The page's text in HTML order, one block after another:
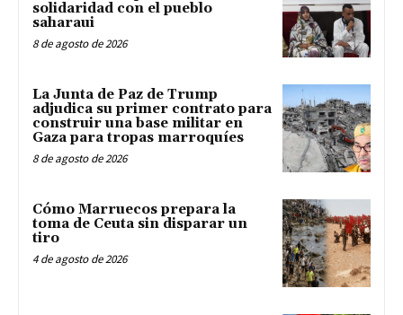
solidaridad con el pueblo
saharaui
8 de agosto de 2026
La Junta de Paz de Trump
adjudica su primer contrato para
construir una base militar en
Gaza para tropas marroquíes
8 de agosto de 2026
Cómo Marruecos prepara la
toma de Ceuta sin disparar un
tiro
4 de agosto de 2026